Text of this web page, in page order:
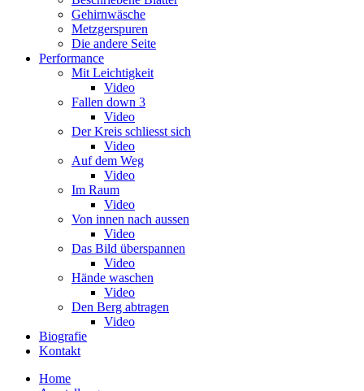
Gehirnwäsche
Metzgerspuren
Die andere Seite
Performance
Mit Leichtigkeit
Video
Fallen down 3
Video
Der Kreis schliesst sich
Video
Auf dem Weg
Video
Im Raum
Video
Von innen nach aussen
Video
Das Bild überspannen
Video
Hände waschen
Video
Den Berg abtragen
Video
Biografie
Kontakt
Home